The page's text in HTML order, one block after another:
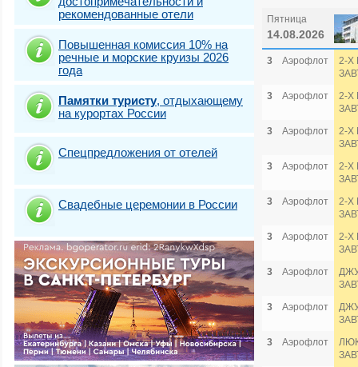
рекомендованные отели
Повышенная комиссия 10% на
речные и морские круизы 2026
года
Памятки туристу, отдыхающему
на курортах России
Спецпредложения от отелей
Свадебные церемонии в России
Пятница
14.08.2026
3 Аэрофлот
2-Х
3
Аэрофлот
2-Х
3
Аэрофлот
2-Х
3
Аэрофлот
2-Х
3
Аэрофлот
2-Х
3
Аэрофлот
2-Х
3
Аэрофлот
3
Аэрофлот
3
Аэрофлот